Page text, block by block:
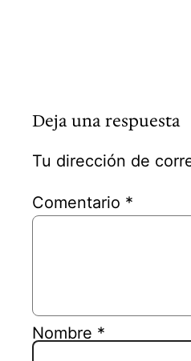
Deja una respuesta
Tu dirección de
Comentario *
Nombre *